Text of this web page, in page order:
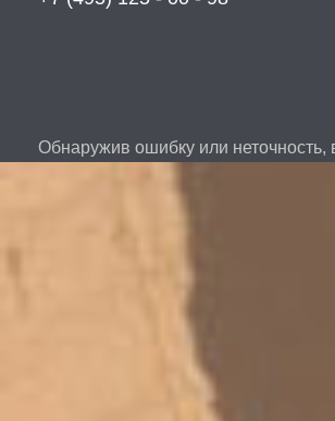
Обнаружив ошибку или неточность,